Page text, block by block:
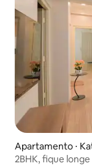
Apartamento ⋅
2BHK, fique